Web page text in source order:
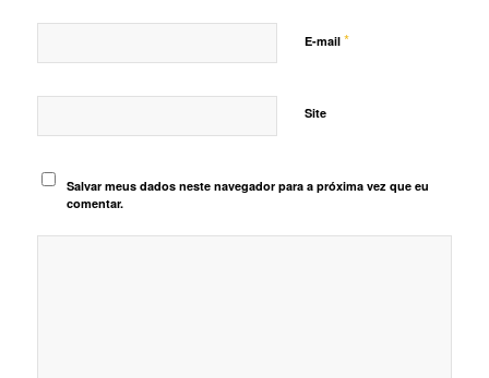
E-mail *
Site
Salvar meus dados neste navegador para a próxima vez que eu
comentar.